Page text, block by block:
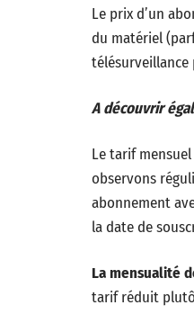
Le prix d’un
du matériel
télésurveillance
A découvrir
Le tarif
observons
abonnement
la date de
La mensualité
tarif réduit